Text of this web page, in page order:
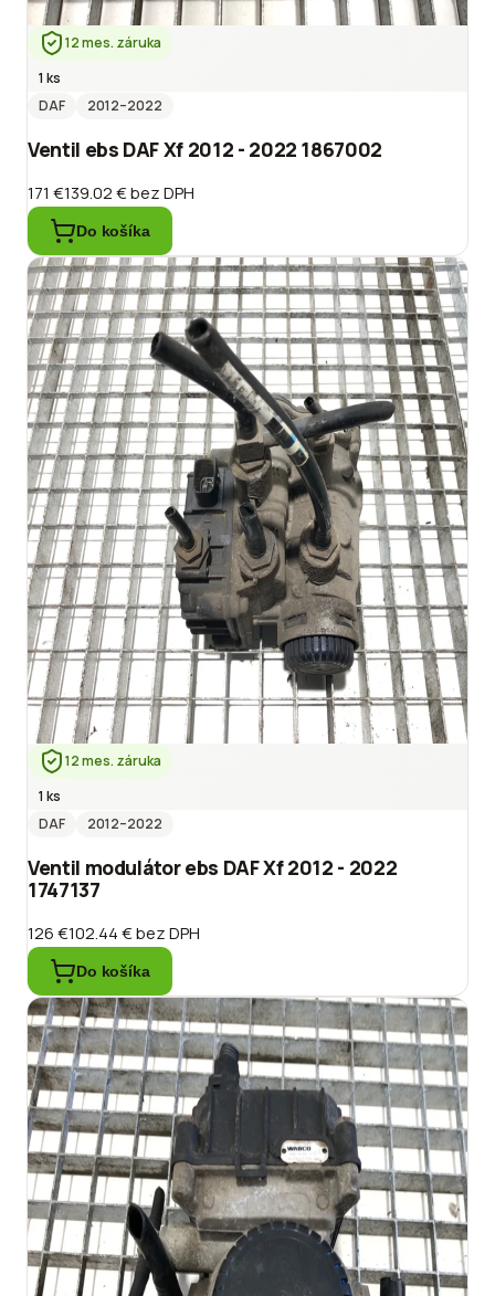
12 mes. záruka
1 ks
DAF
2012–2022
Ventil ebs DAF Xf 2012 - 2022 1867002
171 €139.02 €bez DPH
Do košíka
12 mes. záruka
1 ks
DAF
2012–2022
Ventil modulátor ebs DAF Xf 2012 - 2022
1747137
126 €102.44 €bez DPH
Do košíka